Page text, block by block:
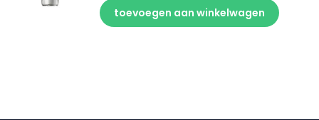
toevoegen aan winkelwagen